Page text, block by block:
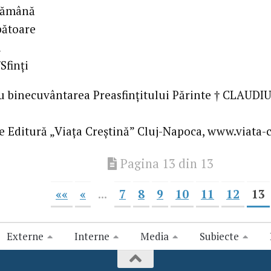
binecuvântarea Preasfințitului Părinte †
Editură „Viața Creștină” Cluj-Napoca,
Pagina 13 din 13
«« « ... 7 8 9 10 11 12 13
Externe Interne Media Subiecte